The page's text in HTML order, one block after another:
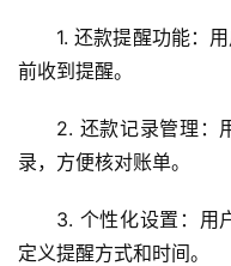
1. 还款提醒功能：
前收到提醒。
2. 还款记录管理：
录，方便核对账单。
3. 个性化设置：用
定义提醒方式和时间。